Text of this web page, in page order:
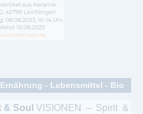
- Lebensmittel - Bio
& Soul VISIONEN – Spirit &